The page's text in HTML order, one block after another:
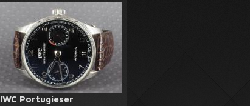
IWC Portugieser